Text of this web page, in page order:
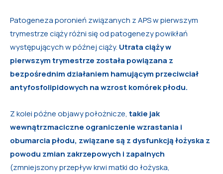
Patogeneza poronień związanych z APS w pierwszym
trymestrze ciąży różni się od patogenezy powikłań
występujących w późnej ciąży. Utrata ciąży w
pierwszym trymestrze została powiązana z
bezpośrednim działaniem hamującym przeciwciał
antyfosfolipidowych na wzrost komórek płodu.
Z kolei późne objawy położnicze, takie jak
wewnątrzmaciczne ograniczenie wzrastania i
obumarcia płodu, związane są z dysfunkcją łożyska z
powodu zmian zakrzepowych i zapalnych
(zmniejszony przepływ krwi matki do łożyska,